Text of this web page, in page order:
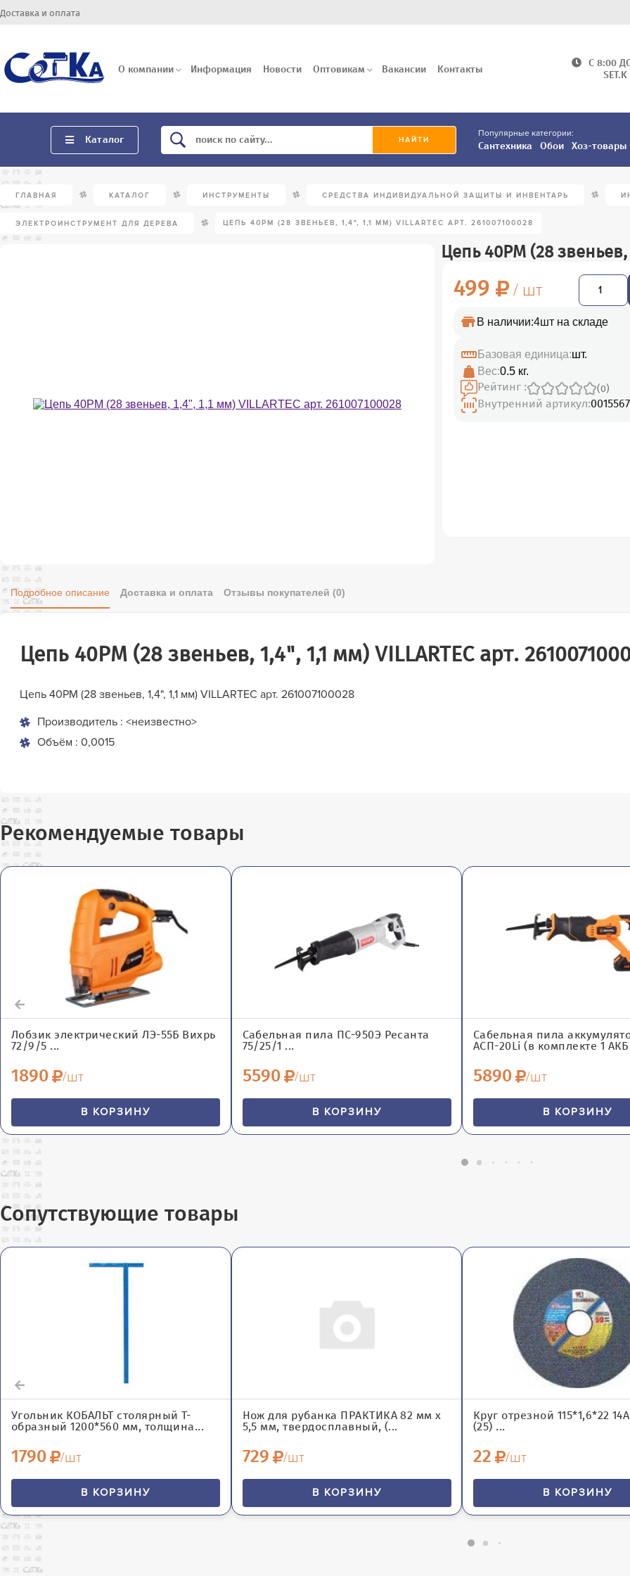
Доставка и оплата
О компании Информация Новости Оптовикам Вакансии Контакты
C 8:00
SET.K
Каталог Популярные категории:
Сантехника Обои Хоз-товары
ГЛАВНАЯ / КАТАЛОГ / ИНСТРУМЕНТЫ / СРЕДСТВА ИНДИВИДУАЛЬНОЙ ЗАЩИТЫ И ИНВЕНТАРЬ /
ЭЛЕКТРОИНСТРУМЕНТ ДЛЯ ДЕРЕВА / ЦЕПЬ 40PM (28 ЗВЕНЬЕВ, 1,4", 1,1 ММ) VILLARTEC АРТ. 261007100028
Цепь 40PM (28 звеньев,
499 / шт
В наличии:4шт на складе
Базовая единица:шт.
Вес:0.5 кг.
Рейтинг : (0)
Внутренний артикул:
Подробное описание Доставка и оплата Отзывы покупателей (0)
Цепь 40PM (28 звеньев, 1,4", 1,1 мм) VILLARTEC арт.
Цепь 40PM (28 звеньев, 1,4", 1,1 мм) VILLARTEC арт. 261007100028
Производитель : <неизвестно>
Объём : 0,0015
Рекомендуемые товары
Лобзик электрический ЛЭ-55Б Вихрь
72/9/5 ...
1890 /шт
В КОРЗИНУ
Сабельная пила ПС-950Э Ресанта
75/25/1 ...
5590 /шт
В КОРЗИНУ
Сабельная пила
АСП-20Li (в комплекте 1
5890 /шт
В КОРЗИНУ
Сопутствующие товары
Угольник КОБАЛЬТ столярный Т-
образный 1200*560 мм, толщина...
1790 /шт
В КОРЗИНУ
Нож для рубанка ПРАКТИКА 82 мм х
5,5 мм, твердосплавный, (...
729 /шт
В КОРЗИНУ
Круг отрезной 115*1,6*22
(25) ...
22 /шт
В КОРЗИНУ